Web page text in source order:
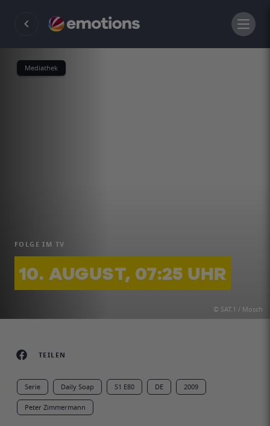
© SAT.1 / Mosch
Mediathek
FOLGE IM TV
10. AUGUST, 07:25 UHR
TEILEN
Serie Daily Soap S1 E80 DE 2009
Peter Zimmermann